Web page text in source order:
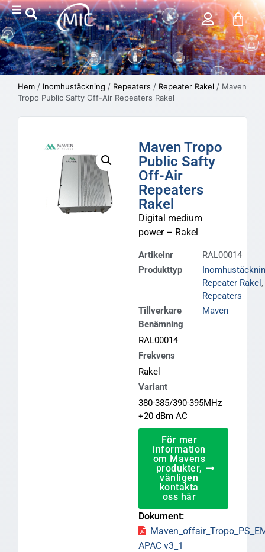
Hem / Inomhustäckning / Repeaters / Repeater Rakel / Maven
Tropo Public Safty Off-Air Repeaters Rakel
Maven Tropo
Public Safty
Off-Air
Repeaters
Rakel
Digital medium
power – Rakel
Artikelnr
RAL00014
Produkttyp
Repeater Rakel ,
Repeaters
Tillverkare
Maven
Benämning
RAL00014
Frekvens
Rakel
Variant
380-385/390-395MHz
+20 dBm AC
För mer
information
om Mavens
produkter,
vänligen
kontakta
oss här
APAC v3_1